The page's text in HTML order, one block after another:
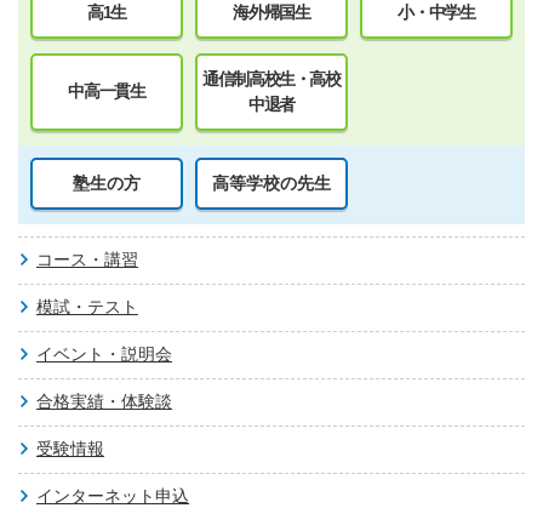
高1生 海外帰国生 小・中学生
中高一貫生
通信制高校生・高校
中退者
塾生の方 高等学校の先生
コース・講習
模試・テスト
イベント・説明会
合格実績・体験談
受験情報
インターネット申込